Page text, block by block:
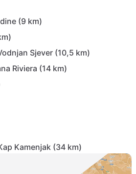
(9 km)
Sjever (10,5 km)
Riviera (14 km)
Kamenjak (34 km)